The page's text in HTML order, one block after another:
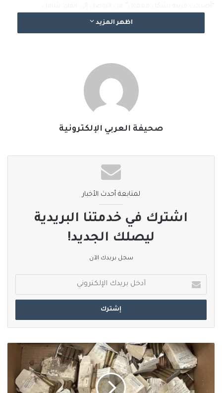
وقال: “نريد إنهاء هذا الصراع في أقرب وقت ممكن”، مضيفًا أن “الأطراف
تسعى لحلول وسط ترضي الجميع. أتفهم وجود بعض خيبة الأمل، لكن
سيجتمع مع نظيره الروسي فلاديمي بوتين في هنغاريا لمحاولة إنهاء
الحرب في أوكرانيا، قبل أن يعلن لاحقا عن إلغاء القمة.
وقال ترامب خلال اجتماعه مع مارك روته الأمين العام لحلف شمال
الأطلسي “الناتو” يوم الأربعاء الماضي: “ألغينا الاجتماع مع الرئيس بوتين،
المنشود. لذلك ألغيته، لكننا سنعقد الاجتماع في المستقبل”.
#صحيفة_العربي_الالكترونية
اظهر المزيد
صحيفة العربي الإلكترونية
لمتابعة أحدث الأخبار
اشترك في خدمتنا البريدية
ليصلك الجديد!
سجل بريدك الآن
بريدك
الإلكتروني
الإسرائيلية: